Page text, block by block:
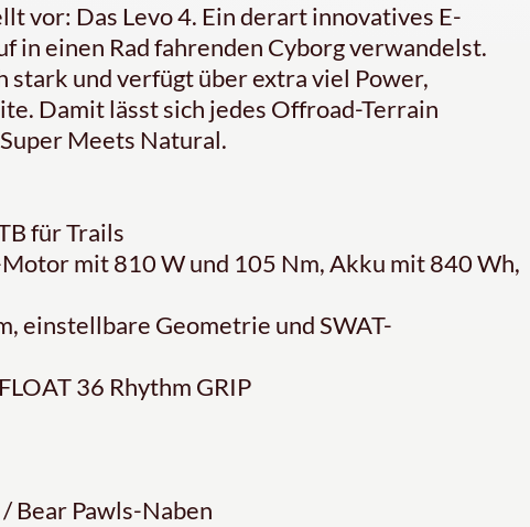
vor: Das Levo 4. Ein derart innovatives E-
in einen Rad fahrenden Cyborg verwandelst.
und verfügt über extra viel Power,
Damit lässt sich jedes Offroad-Terrain
Meets Natural.
für Trails
mit 810 W und 105 Nm, Akku mit 840 Wh,
einstellbare Geometrie und SWAT-
36 Rhythm GRIP
Bear Pawls-Naben